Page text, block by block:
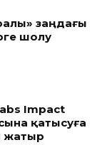
заңдағы
шолу
Impact
қатысуға
жатыр